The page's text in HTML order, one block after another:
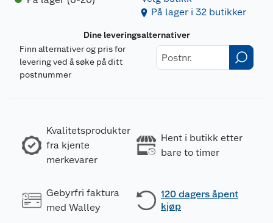
På lager i 32 butikker
Dine leveringsalternativer
Finn alternativer og pris for
levering ved å søke på ditt
postnummer
Kvalitetsprodukter
fra kjente
merkevarer
Hent i butikk etter
bare to timer
Gebyrfri faktura
med Walley
120 dagers åpent
kjøp